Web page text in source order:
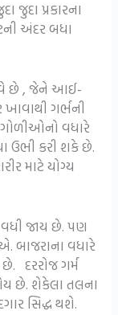
જુદા પ્રકારના
અંદર બધા
છે , જેને આઈ-
ગર્ભની
વધારે
ઉભી કરી શકે છે.
માટે યોગ્ય
વધી જાય છે. પણ
બાજરાના વધારે
દરરોજ ગર્મ
છે. શેકેલા તલના
સિદ્ધ થશે.